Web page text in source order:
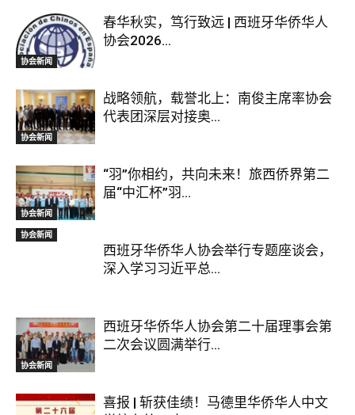
协会新闻
春华秋实，笃行致远 | 西班牙华侨华人
协会2026...
协会新闻
战略领航，载誉北上：南俊主席率协会
代表团深层对接奥...
协会新闻
“羽”你相约，共向未来！旅西侨界第二
届“中汇杯”羽...
协会新闻
西班牙华侨华人协会举行专题座谈会，
深入学习习近平总...
协会新闻
西班牙华侨华人协会第二十届理事会第
二次会议圆满举行...
喜报 | 斩获佳绩！马德里华侨华人中文